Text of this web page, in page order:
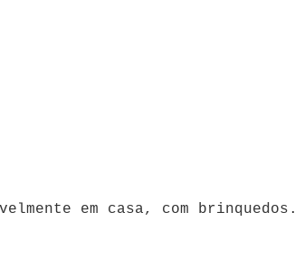
em casa, com brinquedos.